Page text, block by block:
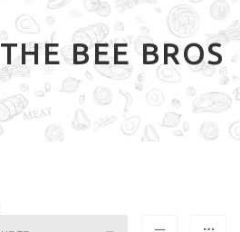
THE BEE BROS